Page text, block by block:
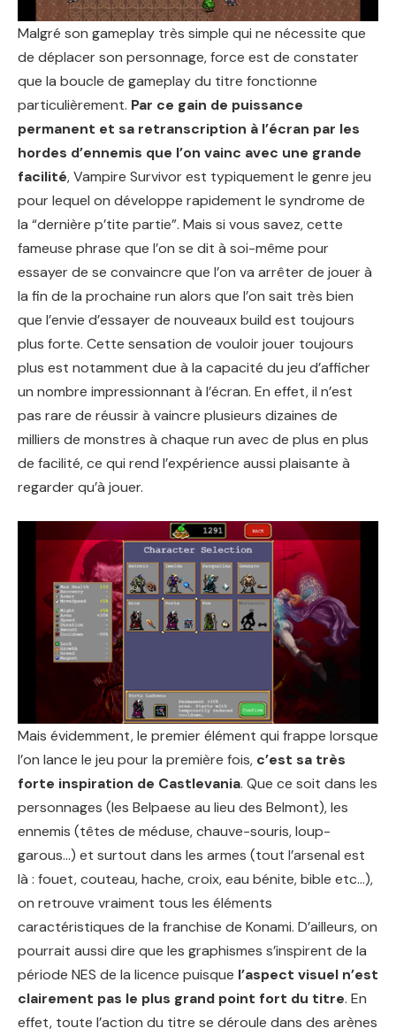
Malgré son gameplay très simple qui ne nécessite que
de déplacer son personnage, force est de constater
que la boucle de gameplay du titre fonctionne
particulièrement. Par ce gain de puissance
permanent et sa retranscription à l’écran par les
hordes d’ennemis que l’on vainc avec une grande
facilité, Vampire Survivor est typiquement le genre jeu
pour lequel on développe rapidement le syndrome de
la “dernière p’tite partie”. Mais si vous savez, cette
fameuse phrase que l’on se dit à soi-même pour
essayer de se convaincre que l’on va arrêter de jouer à
la fin de la prochaine run alors que l’on sait très bien
que l’envie d’essayer de nouveaux build est toujours
plus forte. Cette sensation de vouloir jouer toujours
plus est notamment due à la capacité du jeu d’afficher
un nombre impressionnant à l’écran. En effet, il n’est
pas rare de réussir à vaincre plusieurs dizaines de
milliers de monstres à chaque run avec de plus en plus
de facilité, ce qui rend l’expérience aussi plaisante à
regarder qu’à jouer.
Mais évidemment, le premier élément qui frappe lorsque
l’on lance le jeu pour la première fois, c’est sa très
forte inspiration de Castlevania. Que ce soit dans les
personnages (les Belpaese au lieu des Belmont), les
ennemis (têtes de méduse, chauve-souris, loup-
garous…) et surtout dans les armes (tout l’arsenal est
là : fouet, couteau, hache, croix, eau bénite, bible etc…),
on retrouve vraiment tous les éléments
caractéristiques de la franchise de Konami. D’ailleurs, on
pourrait aussi dire que les graphismes s’inspirent de la
période NES de la licence puisque l’aspect visuel n’est
clairement pas le plus grand point fort du titre. En
effet, toute l’action du titre se déroule dans des arènes